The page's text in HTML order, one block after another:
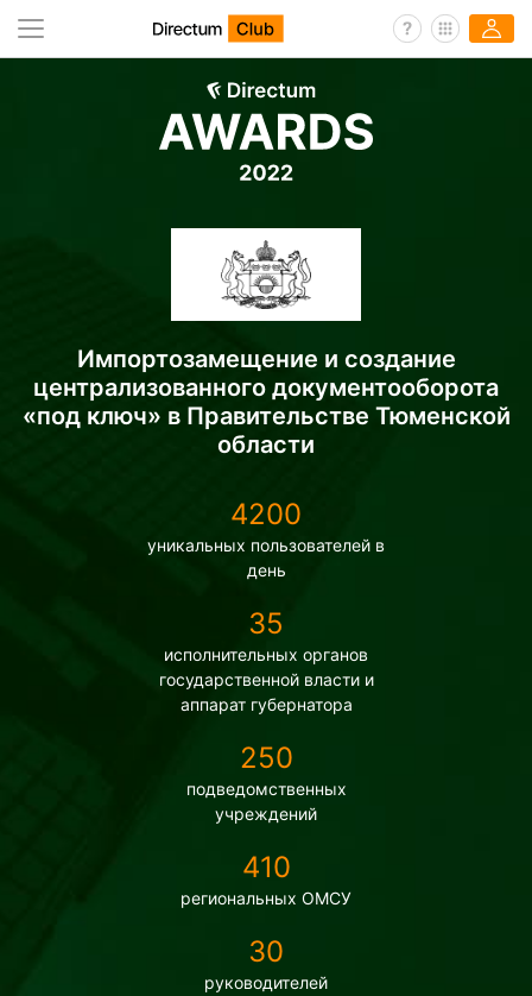
Импортозамещение и создание
централизованного документооборота
«под ключ» в Правительстве Тюменской
области
4200
уникальных пользователей в
день
35
исполнительных органов
государственной власти и
аппарат губернатора
250
подведомственных
учреждений
410
региональных ОМСУ
30
руководителей